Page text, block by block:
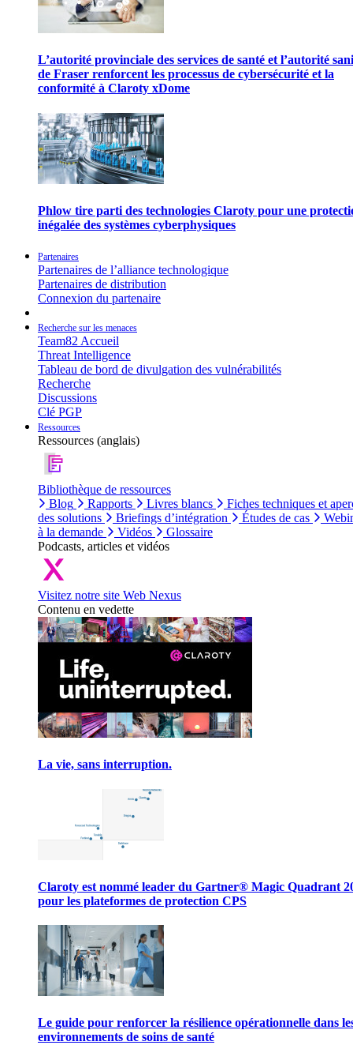
L’autorité provinciale des services de santé et l’autorité
de Fraser renforcent les processus de cybersécurité et la
conformité à Claroty xDome
Phlow tire parti des technologies Claroty pour une
inégalée des systèmes cyberphysiques
Partenaires
Partenaires de l’alliance technologique
Partenaires de distribution
Connexion du partenaire
Recherche sur les menaces
Team82 Accueil
Threat Intelligence
Tableau de bord de divulgation des vulnérabilités
Recherche
Discussions
Clé PGP
Ressources
Ressources (anglais)
Bibliothèque de ressources
Blog
Rapports Livres blancs
Fiches techniques et
des solutions
Briefings d’intégration Études de cas
à la demande
Vidéos
Glossaire
Podcasts, articles et vidéos
Visitez notre site Web Nexus
Contenu en vedette
La vie, sans interruption.
Claroty est nommé leader du Gartner® Magic Quadrant
pour les plateformes de protection CPS
Le guide pour renforcer la résilience opérationnelle dans
environnements de soins de santé